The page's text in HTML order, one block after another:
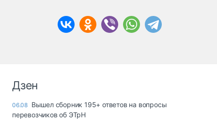
Дзен
06.08 Вышел сборник 195+ ответов на вопросы
перевозчиков об ЭТрН